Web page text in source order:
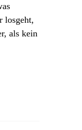
losgeht,
als kein